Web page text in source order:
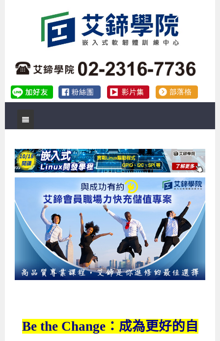
關於艾鍗
最新公告
企業預約徵才
儲備講師計劃
最新補助課程
公司簡介
師資介紹
開發板介紹
環境設備
最新職缺
交通資訊
實體課程
課程說明會
課程說明會
政府補助職訓說明會
嵌入式Linux開發系列課程
[學程] 嵌入式Linux開發實務
Linux系統建置實務
Linux系統程式設計
Linux Socket網路程式設計
MCU韌體設計系列課程
ARM MCU單晶片韌體開發
USB韌體設計
TI MSP430微控制器開發
硬體/IC設計系列課程
全能電路設計實戰班
Allegro/PCB Layout設計
AI人工智慧系列課程
AI雲端原生與MLOps自動化實務
iPAS AIoT 應用工程師(物聯網類)
Kubernetes雲原生實戰班
物聯網開發系列課程
數位課程
熱門課程
讓 AI 成為你的數位同事
AI雲端原生與MLOps自動化實務
n8n 零基礎工作自動化實戰班
數位課程總覽
嵌入式Linux開發系列
嵌入式Linux學程(數位豪華版)
ARM Boot Loader
MCU韌體開發系列
Edge AI與Pi Pico實作應用
Vibe Coding：AI協作全端開發
kubernetes雲原生實戰班
IoT物聯網開發系列
補助專班
待業青年職訓課程(29歲以下)
Kubernetes工程師養成班
[假日班]AI邊緣運算實作TensorFlow Lite for MCU
企業服務
企業教育訓練
企業儲值優惠方案
研發設計服務
研討活動
學員專區
資訊專區
研發實習生計畫
Be the Change：成為更好的自